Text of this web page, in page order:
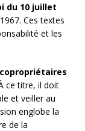
du 10 juillet
Ces textes
et les
ce titre, il doit
et veiller au
englobe la
de la